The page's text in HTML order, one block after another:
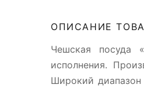
ОПИСАНИЕ
Чешская посуда
исполнения.
Широкий диапазон